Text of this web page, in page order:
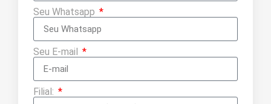
Seu Whatsapp
Seu E-mail
Filial: